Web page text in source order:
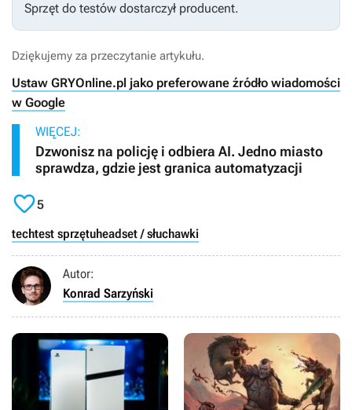
Sprzęt do testów dostarczył producent.
Dziękujemy za przeczytanie artykułu.
Ustaw GRYOnline.pl jako preferowane źródło wiadomości
w Google
WIĘCEJ:
Dzwonisz na policję i odbiera AI. Jedno miasto
sprawdza, gdzie jest granica automatyzacji
5
techtest sprzętuheadset / słuchawki
Autor:
Konrad Sarzyński